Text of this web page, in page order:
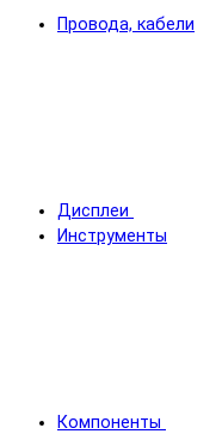
Провода, кабели
Дисплеи
Инструменты
Компоненты